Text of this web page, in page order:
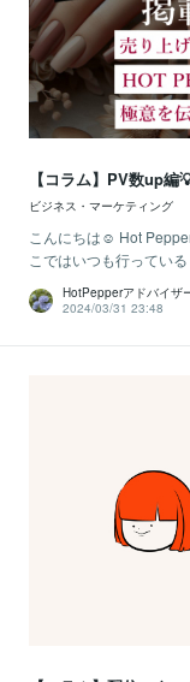
【コラム】PV数up
ビジネス・マーケティング
こんにちは☺ Hot
こではいつも行ってい
HotPepperアドバイザ
2024/03/31 23:48